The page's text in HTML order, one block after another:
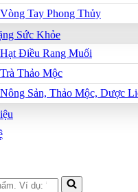
Vòng Tay Phong Thủy
Sức Khỏe
Hạt Điều Rang Muối
Trà Thảo Mộc
Nông Sản, Thảo Mộc, Dược